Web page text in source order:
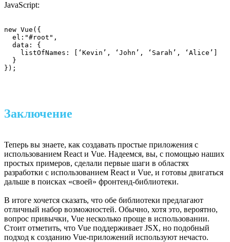
JavaScript:
new Vue({
el:"#root",
data: {
listOfNames: [‘Kevin’, ‘John’, ‘Sarah’, ‘Alice’]
}
});
Заключение
Теперь вы знаете, как создавать простые приложения с
использованием React и Vue. Надеемся, вы, с помощью наших
простых примеров, сделали первые шаги в областях
разработки с использованием React и Vue, и готовы двигаться
дальше в поисках «своей» фронтенд-библиотеки.
В итоге хочется сказать, что обе библиотеки предлагают
отличный набор возможностей. Обычно, хотя это, вероятно,
вопрос привычки, Vue несколько проще в использовании.
Стоит отметить, что Vue поддерживает JSX, но подобный
подход к созданию Vue-приложений используют нечасто.